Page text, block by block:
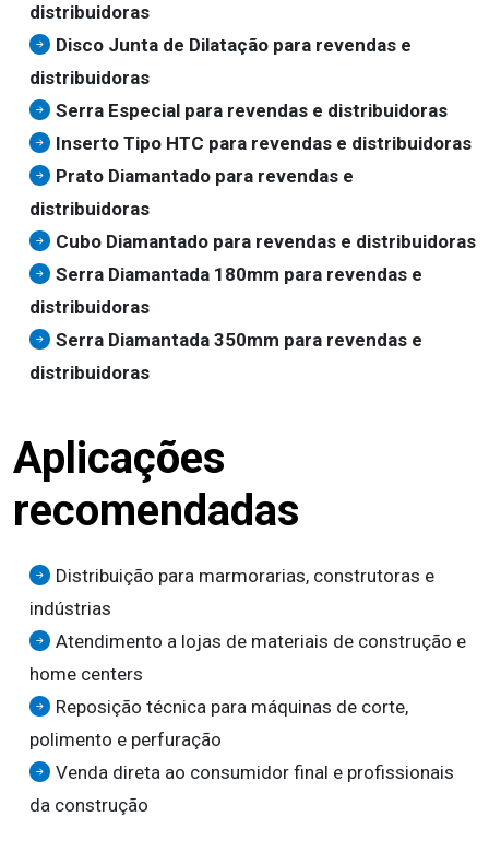
distribuidoras
Disco Junta de Dilatação para revendas e
distribuidoras
Serra Especial para revendas e distribuidoras
Inserto Tipo HTC para revendas e distribuidoras
Prato Diamantado para revendas e
distribuidoras
Cubo Diamantado para revendas e distribuidoras
Serra Diamantada 180mm para revendas e
distribuidoras
Serra Diamantada 350mm para revendas e
distribuidoras
Aplicações
recomendadas
Distribuição para marmorarias, construtoras e
indústrias
Atendimento a lojas de materiais de construção e
home centers
Reposição técnica para máquinas de corte,
polimento e perfuração
Venda direta ao consumidor final e profissionais
da construção